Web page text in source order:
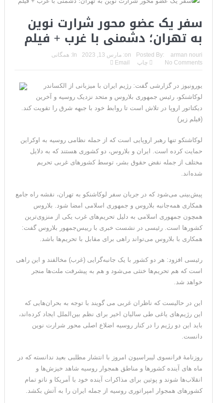
فیلم؛ ترجمه فارسی سخنان امروز نتانیاهو که به ترامپ در باره ایران
هشدار میدهد
ورود فرمانده سنتکام به اسرائیل همزمان با صدای آژیر خطر در
باب‌المندب+فیلم
شروط شش‌گانه ذوالقدر برای ترامپ و آشی که نتانیاهو برای
ذوالقدرها پخته!
ایران؛ فرمانده ارتش آمریکا به مقامات کاخ سفید: حملات هوایی
کافی نیست
روزنامه: محاصره دریایی صادرات نفت ایران را فلج کرد/آمریکا: خفه
خواهند شد
تحلیلگر سعودی: این توافق‌نامه پیامی بازدارنده در برابر حکومت
ایران است
مقام آمریکایی: تصورِ بازنده بودن برای ترامپ غیرقابل‌تحمل
است+فیلم: تحلیل
مقامات آمریکایی: برخی گزارش‌ها موجب گستاخ‌تر شدن حکومت
ایران خواهد شد
سفر یک عضو محور شرارت نوین
به تهران؛ دشمنی با غرب + فیلم
Posted By: arman nouri
on: مارس 13, 2023 In:
همگانی
No Comments
چاپ Email
یورونیوز در گزارشی گفت: رژیم ایران با میزبانی از الکساندر
لوکاشنکو، رئیس جمهوری بلاروس و متحد نزدیک روسیه و آخرین
دیکتاتور اروپا در تلاش است تا روابط خود با جبهه شرق را تقویت کند.
(فیلم زیر)
لوکاشنکو تنها رهبر اروپایی است که از حمله نظامی روسیه به اوکراین
حمایت کرده است. ایران و بلاروس، دو کشوری هستند که به دلایل
مختلف از جمله نقض حقوق بشر، توسط کشورهای غربی تحریم
شده‌اند.
پیش‌بینی می‌شود که در جریان سفر لوکاشنکو به تهران، نقشه راه جامع
همکاری همه‌جانبه بلاروس و جمهوری اسلامی امضا شود. بلاروس
همچون جمهوری اسلامی به دلیل تحریم‌های غرب یکی از منزوی‌ترین
‌کشورها است. رئیسی در نشست خبری با رییس‌جمهور بلاروس گفت:
همکاری با بلاروس می‌تواند راهی برای مقابل با تحریم‌ها باشد.
رئیسی افزود: هر دو کشور با یک جانبه‌گرایی (غرب) مخالفند و این راهی
است که هم تحریم‌ها خنثی می‌شود و هم به پیشرفت ملت‌ها منجر
خواهد شد.
این در حالیست که ناظران غربی می گویند با توجه به بحران‌‌هایی که
این رژیم‌های یاغی طی سالیان اخیر برای نظم بین‌الملل ایجاد کرده‌اند،
باید این دو رژیم را در کنار روسیه اضلاع اصلی محور شرارت نوین
دانست.
روزنامۀ فرانسوی لیبراسیون امروز با انتشار مطلبی بعید ندانسته که در
ماه های آینده کشورها و مناطق همجوار روسیه شاهد خیزش‌ها و
انقلاب‌ها شوند و پوتین برای مذاکرات آینده خود با آمریکا و ناتو تمام
کشورهای همجوار امپراتوری روسیه از جمله ایران را به آتش بکشد.